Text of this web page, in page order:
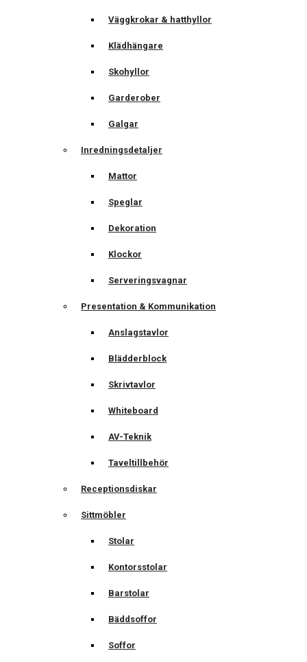
Väggkrokar & hatthyllor
Klädhängare
Skohyllor
Garderober
Galgar
Inredningsdetaljer
Mattor
Speglar
Dekoration
Klockor
Serveringsvagnar
Presentation & Kommunikation
Anslagstavlor
Blädderblock
Skrivtavlor
Whiteboard
AV-Teknik
Taveltillbehör
Receptionsdiskar
Sittmöbler
Stolar
Kontorsstolar
Barstolar
Bäddsoffor
Soffor